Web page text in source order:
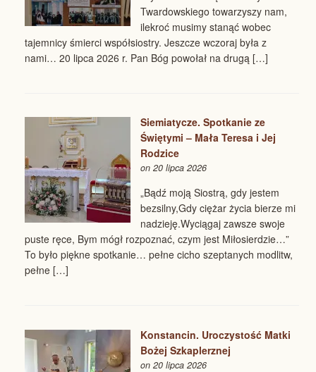
Twardowskiego towarzyszy nam,
ilekroć musimy stanąć wobec
tajemnicy śmierci współsiostry. Jeszcze wczoraj była z
nami… 20 lipca 2026 r. Pan Bóg powołał na drugą […]
Siemiatycze. Spotkanie ze
Świętymi – Mała Teresa i Jej
Rodzice
on 20 lipca 2026
„Bądź moją Siostrą, gdy jestem
bezsilny,Gdy ciężar życia bierze mi
nadzieję.Wyciągaj zawsze swoje
puste ręce, Bym mógł rozpoznać, czym jest Miłosierdzie…”
To było piękne spotkanie… pełne cicho szeptanych modlitw,
pełne […]
Konstancin. Uroczystość Matki
Bożej Szkaplerznej
on 20 lipca 2026